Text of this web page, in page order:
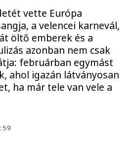
vette Európa
a velencei karnevál,
öltő emberek és a
azonban nem csak
februárban egymást
ahol igazán látványosan
ha már tele van vele a